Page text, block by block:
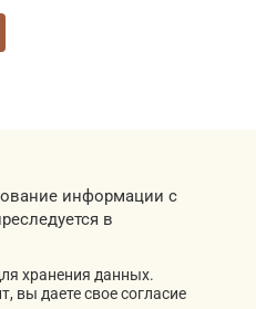
информации с
в
хранения данных.
вы даете свое согласие